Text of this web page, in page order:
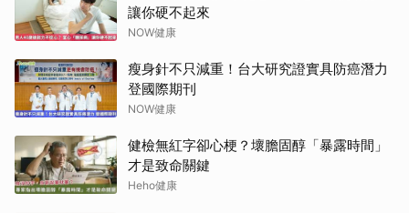
讓你硬不起來
NOW健康
瘦身針不只減重！台大研究證實具防癌潛力
登國際期刊
NOW健康
健檢無紅字卻心梗？壞膽固醇「暴露時間」
才是致命關鍵
Heho健康